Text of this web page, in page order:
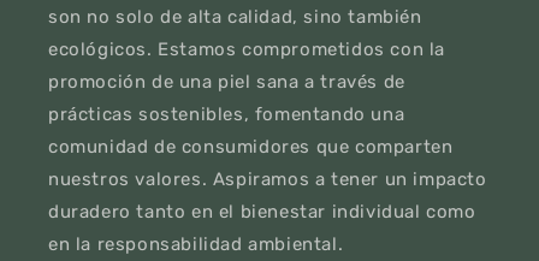
son no solo de alta calidad, sino también
ecológicos. Estamos comprometidos con la
promoción de una piel sana a través de
prácticas sostenibles, fomentando una
comunidad de consumidores que comparten
nuestros valores. Aspiramos a tener un impacto
duradero tanto en el bienestar individual como
en la responsabilidad ambiental.